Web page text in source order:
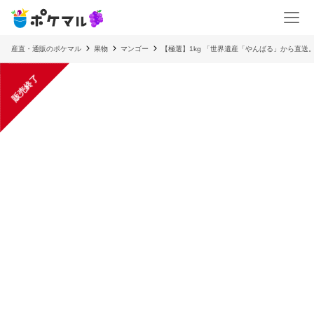
産直・通販のポケマル 果物 マンゴー 【極選】1kg 「世界遺産「やんばる」から直送
販売終了